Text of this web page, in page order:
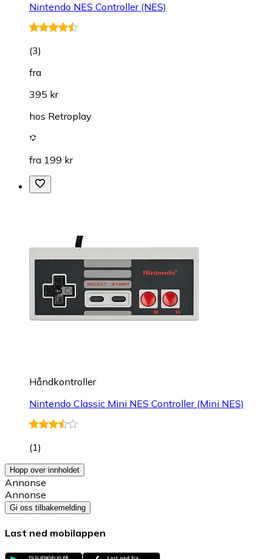
Nintendo NES Controller (NES)
(3)
fra
395 kr
hos Retroplay
fra 199 kr
Håndkontroller
Nintendo Classic Mini NES Controller (Mini NES)
(1)
Hopp over innholdet
Annonse
Annonse
Gi oss tilbakemelding
Last ned mobilappen